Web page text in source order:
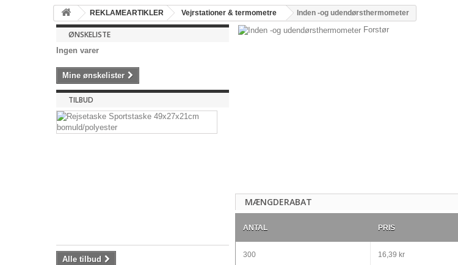
REKLAMEARTIKLER Vejrstationer & termometre Inden -og udendørsthermometer
ØNSKELISTE
Ingen varer
Mine ønskelister
TILBUD
35,28 kr
-15%
41,50
Alle tilbud
Forstør
MÆNGDERABAT
ANTAL PRIS
300 16,39 kr